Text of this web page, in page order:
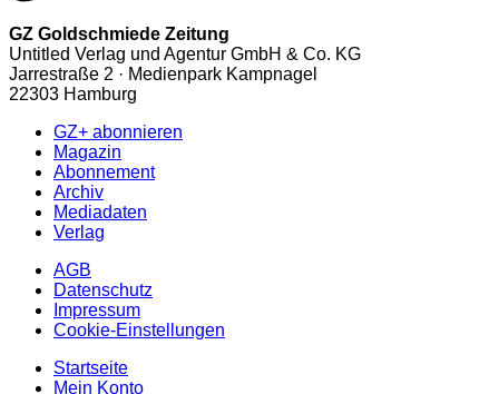
GZ Goldschmiede Zeitung
Untitled Verlag und Agentur GmbH & Co. KG
Jarrestraße 2 · Medienpark Kampnagel
22303 Hamburg
GZ+ abonnieren
Magazin
Abonnement
Archiv
Mediadaten
Verlag
AGB
Datenschutz
Impressum
Cookie-Einstellungen
Startseite
Mein Konto